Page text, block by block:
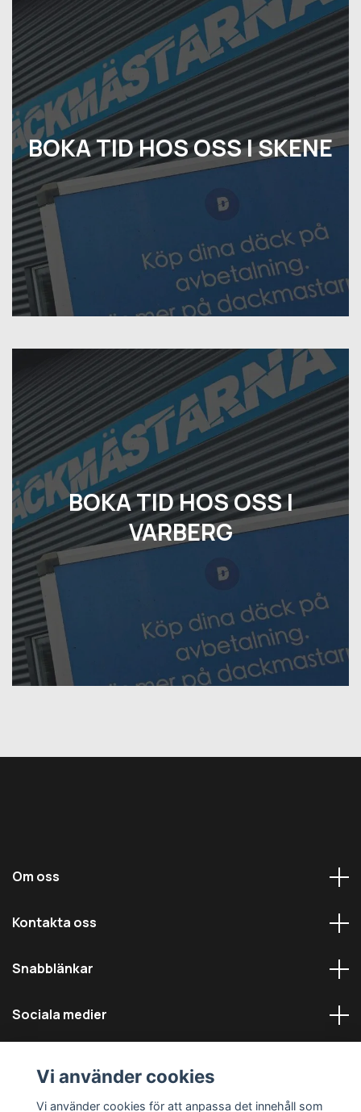
BOKA TID HOS OSS I SKENE
BOKA TID HOS OSS I
VARBERG
Om oss
Kontakta oss
Snabblänkar
Sociala medier
Vi använder cookies
Vi använder cookies för att anpassa det innehåll som